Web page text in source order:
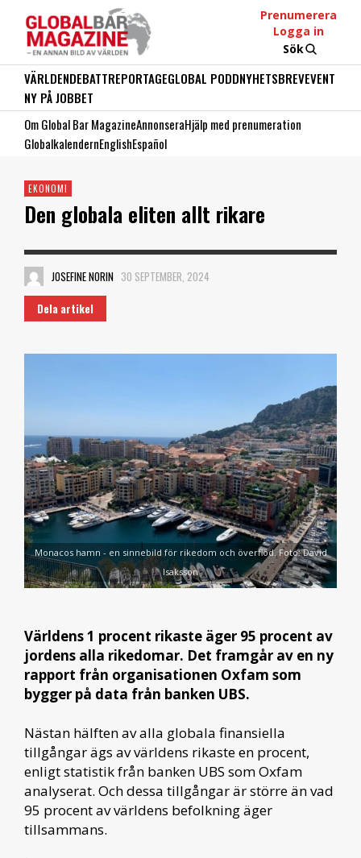
Prenumerera
Logga in
Sök
VÄRLDENDEBATTREPORTAGEGLOBAL PODDNYHETSBREVEVENT
NY PÅ JOBBET
Om Global Bar MagazineAnnonseraHjälp med prenumeration
GlobalkalendernEnglishEspañol
EKONOMI
Den globala eliten allt rikare
JOSEFINE NORIN 30 SEPTEMBER, 2024
Dela artikel
Monacos hamn - en sinnebild för rikedom och överflöd. Foto: David
Isaksson
Världens 1 procent rikaste äger 95 procent av
jordens alla rikedomar. Det framgår av en ny
rapport från organisationen Oxfam som
bygger på data från banken UBS.
Nästan hälften av alla globala finansiella
tillgångar ägs av världens rikaste en procent,
enligt statistik från banken UBS som Oxfam
analyserat. Och dessa tillgångar är större än vad
95 procent av världens befolkning äger
tillsammans.